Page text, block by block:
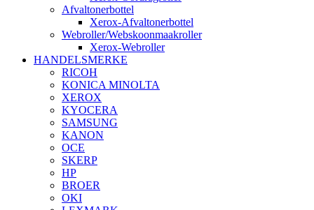
Afvaltonerbottel
Xerox-Afvaltonerbottel
Webroller/Webskoonmaakroller
Xerox-Webroller
HANDELSMERKE
RICOH
KONICA MINOLTA
XEROX
KYOCERA
SAMSUNG
KANON
OCE
SKERP
HP
BROER
OKI